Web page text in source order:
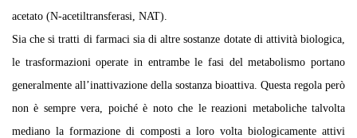
acetato (N-acetiltransferasi, NAT).
Sia che si tratti di farmaci sia di altre sostanze dotate di attività biologica,
le trasformazioni operate in entrambe le fasi del metabolismo portano
generalmente all’inattivazione della sostanza bioattiva. Questa regola però
non è sempre vera, poiché è noto che le reazioni metaboliche talvolta
mediano la formazione di composti a loro volta biologicamente attivi